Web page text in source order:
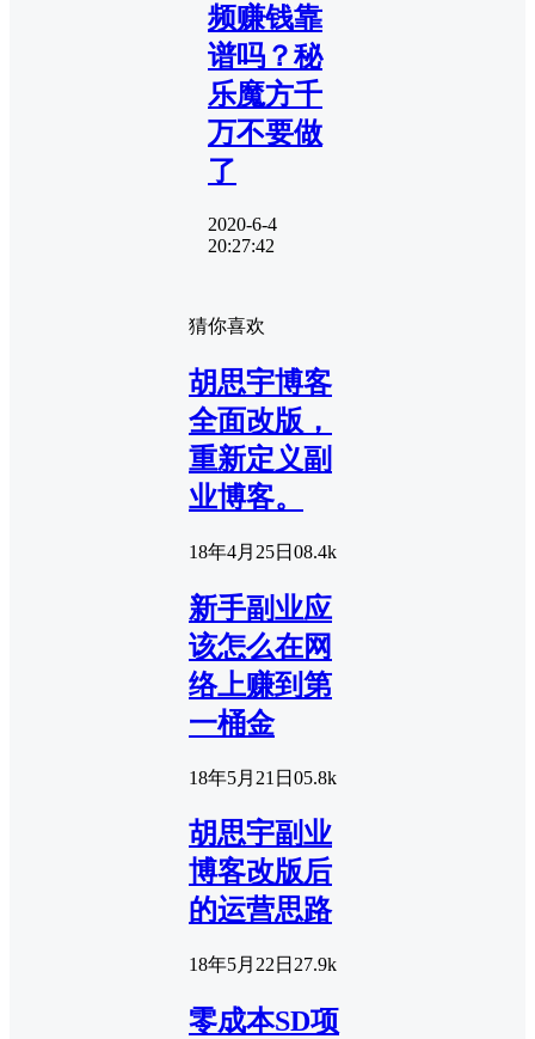
频赚钱靠
谱吗？秘
乐魔方千
万不要做
了
2020-6-4
20:27:42
猜你喜欢
胡思宇博客
全面改版，
重新定义副
业博客。
18年4月25日 08.4k
新手副业应
该怎么在网
络上赚到第
一桶金
18年5月21日 05.8k
胡思宇副业
博客改版后
的运营思路
18年5月22日 27.9k
零成本SD项